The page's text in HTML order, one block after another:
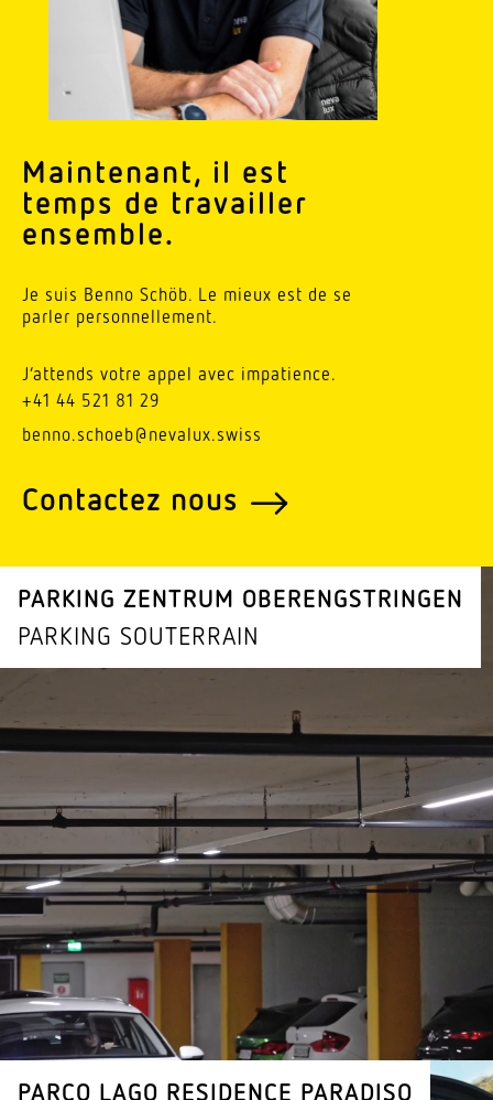
Main­tenant, il est
temps de travailler
ensemble.
Je suis Benno Schöb. Le mieux est de se
parler personnellement.
J’at­tends votre appel avec impatience.
+41 44 521 81 29
benno.schoeb@nevalux.swiss
Contactez nous
PARKING ZENTRUM OBERENGSTRINGEN
PARKING SOUTERRAIN
PARCO LAGO RESI­DENCE PARADISO